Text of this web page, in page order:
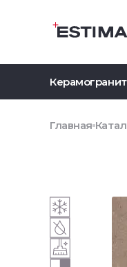
Керамогранит
Главная